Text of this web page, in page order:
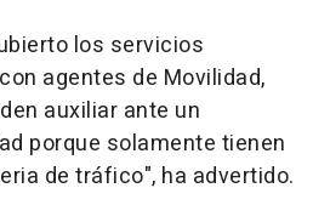
los servicios
agentes de Movilidad,
auxiliar ante un
porque solamente tienen
de tráfico", ha advertido.